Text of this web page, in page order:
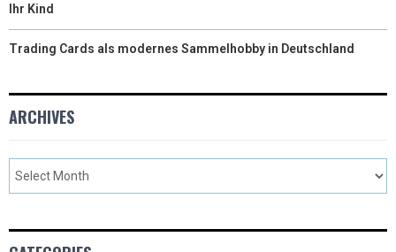
Ihr Kind
Trading Cards als modernes Sammelhobby in Deutschland
ARCHIVES